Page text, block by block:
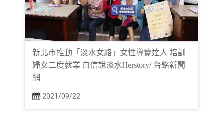
新北市推動「淡水女路」女性導覽達人 培訓
婦女二度就業 自信說淡水Herstory/ 台銘新聞
網
2021/09/22